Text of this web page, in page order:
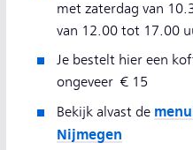
met zaterdag van
van 12.00 tot 17.00
Je bestelt hier een
ongeveer € 15
Bekijk alvast de
Nijmegen